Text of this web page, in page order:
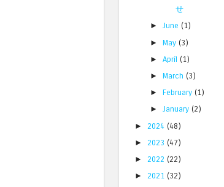
せ
►June (1)
►May (3)
►April (1)
►March (3)
►February (1)
►January (2)
► 2024 (48)
► 2023 (47)
► 2022 (22)
► 2021 (32)